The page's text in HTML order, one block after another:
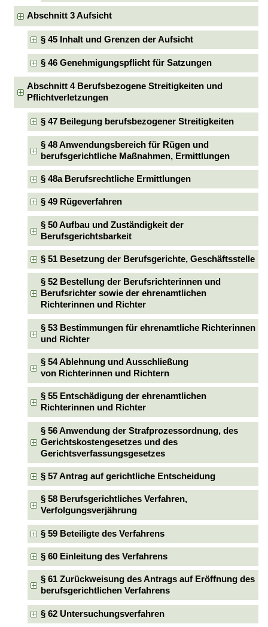
Abschnitt 3 Aufsicht
§ 45 Inhalt und Grenzen der Aufsicht
§ 46 Genehmigungspflicht für Satzungen
Abschnitt 4 Berufsbezogene Streitigkeiten und
Pflichtverletzungen
§ 47 Beilegung berufsbezogener Streitigkeiten
§ 48 Anwendungsbereich für Rügen und
berufsgerichtliche Maßnahmen, Ermittlungen
§ 48a Berufsrechtliche Ermittlungen
§ 49 Rügeverfahren
§ 50 Aufbau und Zuständigkeit der
Berufsgerichtsbarkeit
§ 51 Besetzung der Berufsgerichte, Geschäftsstelle
§ 52 Bestellung der Berufsrichterinnen und
Berufsrichter sowie der ehrenamtlichen
Richterinnen und Richter
§ 53 Bestimmungen für ehrenamtliche Richterinnen
und Richter
§ 54 Ablehnung und Ausschließung
von Richterinnen und Richtern
§ 55 Entschädigung der ehrenamtlichen
Richterinnen und Richter
§ 56 Anwendung der Strafprozessordnung, des
Gerichtskostengesetzes und des
Gerichtsverfassungsgesetzes
§ 57 Antrag auf gerichtliche Entscheidung
§ 58 Berufsgerichtliches Verfahren,
Verfolgungsverjährung
§ 59 Beteiligte des Verfahrens
§ 60 Einleitung des Verfahrens
§ 61 Zurückweisung des Antrags auf Eröffnung des
berufsgerichtlichen Verfahrens
§ 62 Untersuchungsverfahren